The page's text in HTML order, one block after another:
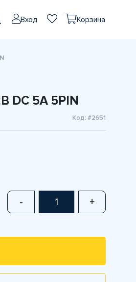
Вход Корзина
DC 5A 5PIN
Код: #2651
- +